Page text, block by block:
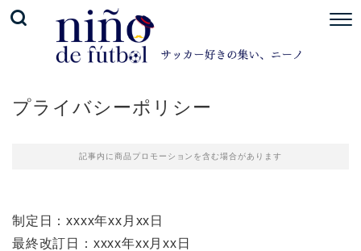
プライバシーポリシー
記事内に商品プロモーションを含む場合があります
制定日：xxxx年xx月xx日
最終改訂日：xxxx年xx月xx日